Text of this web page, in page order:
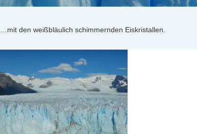
…mit den weißbläulich schimmernden Eiskristallen.